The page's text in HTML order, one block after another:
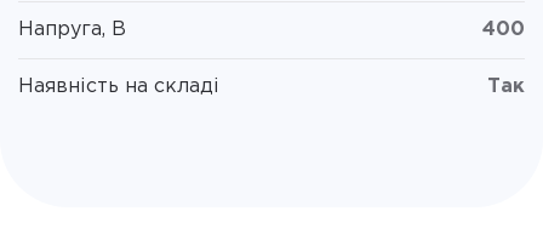
Напруга, В 400
Наявність на складі Так